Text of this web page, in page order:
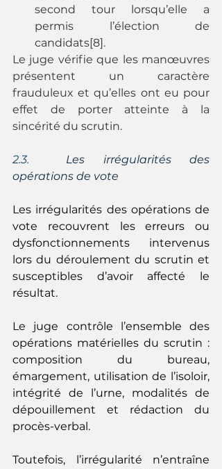
second tour lorsqu’elle a
permis l’élection de
candidats[8].
Le juge vérifie que les manœuvres
présentent un caractère
frauduleux et qu’elles ont eu pour
effet de porter atteinte à la
sincérité du scrutin.
2.3.
Les irrégularités des
opérations de vote
Les irrégularités des opérations de
vote recouvrent les erreurs ou
dysfonctionnements intervenus
lors du déroulement du scrutin et
susceptibles d’avoir affecté le
résultat.
Le juge contrôle l’ensemble des
opérations matérielles du scrutin :
composition du bureau,
émargement, utilisation de l’isoloir,
intégrité de l’urne, modalités de
dépouillement et rédaction du
procès-verbal.
Toutefois, l’irrégularité n’entraîne